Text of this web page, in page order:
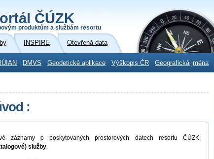
ČÚZK
produktům a službám resortu
INSPIRE Otevřená data
DMVS Geodetické aplikace Výškopis ČR Geografická jména
:
záznamy o poskytovaných prostorových datech resortu ČÚZK
služby.